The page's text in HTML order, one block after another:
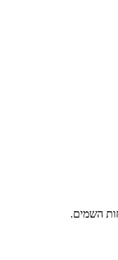
השמים.